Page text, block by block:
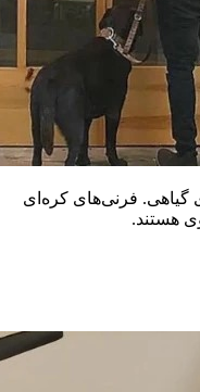
گیاهی. فرنی‌های کره‌ای